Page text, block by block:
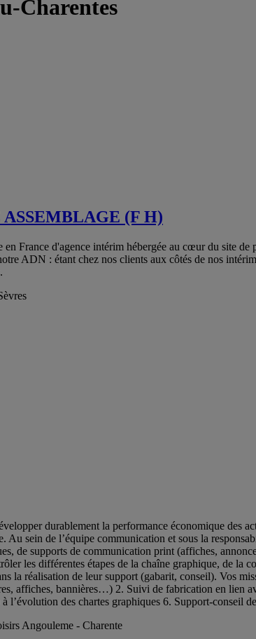
Charentes
(F H)
France d'agence intérim hébergée au cœur du site
ADN : étant chez nos clients aux côtés de nos
durablement la performance économique
Au sein de l’équipe communication et sous la
de supports de communication print (affiches,
les différentes étapes de la chaîne graphique, de
la réalisation de leur support (gabarit, conseil). Vos
affiches, bannières…) 2. Suivi de fabrication en
l’évolution des chartes graphiques 6. Support-conseil
Angouleme - Charente